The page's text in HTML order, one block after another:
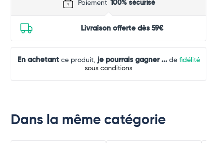
Paiement 100% sécurisé
Livraison offerte dès 59€
En achetantce produit, je pourrais gagner ...de fidélité
sous conditions
Dans la même catégorie